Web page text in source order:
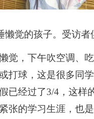
懒觉的孩子。受访者
，下午吹空调、吃
打球，这是很多同
已经过了3/4，这样
张的学习生涯，也